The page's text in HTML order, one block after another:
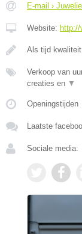
E-mail ›
Website: http://
Als tijd
Verkoop van
creaties en ▼
Openingstijden
Laatste
Sociale media: